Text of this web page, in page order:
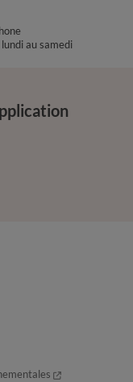
au samedi